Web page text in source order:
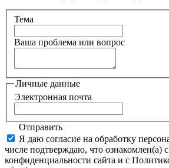
Тема
Ваша проблема или вопрос
Личные данные
Электронная почта
Отправить
Я даю согласие на обработку
числе подтверждаю, что ознакомлен(а)
конфиденциальности сайта и с